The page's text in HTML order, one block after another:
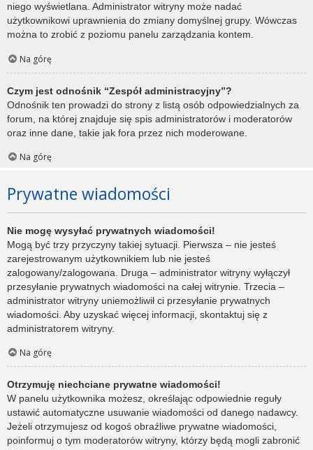
niego wyświetlana. Administrator witryny może nadać
użytkownikowi uprawnienia do zmiany domyślnej grupy. Wówczas
można to zrobić z poziomu panelu zarządzania kontem.
Na górę
Czym jest odnośnik “Zespół administracyjny”?
Odnośnik ten prowadzi do strony z listą osób odpowiedzialnych za
forum, na której znajduje się spis administratorów i moderatorów
oraz inne dane, takie jak fora przez nich moderowane.
Na górę
Prywatne wiadomości
Nie mogę wysyłać prywatnych wiadomości!
Mogą być trzy przyczyny takiej sytuacji. Pierwsza – nie jesteś
zarejestrowanym użytkownikiem lub nie jesteś
zalogowany/zalogowana. Druga – administrator witryny wyłączył
przesyłanie prywatnych wiadomości na całej witrynie. Trzecia –
administrator witryny uniemożliwił ci przesyłanie prywatnych
wiadomości. Aby uzyskać więcej informacji, skontaktuj się z
administratorem witryny.
Na górę
Otrzymuję niechciane prywatne wiadomości!
W panelu użytkownika możesz, określając odpowiednie reguły
ustawić automatyczne usuwanie wiadomości od danego nadawcy.
Jeżeli otrzymujesz od kogoś obraźliwe prywatne wiadomości,
poinformuj o tym moderatorów witryny, którzy będą mogli zabronić